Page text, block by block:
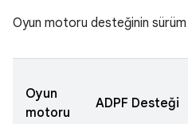
Oyun motoru desteğinin
Oyun
motoru
ADPF Desteği